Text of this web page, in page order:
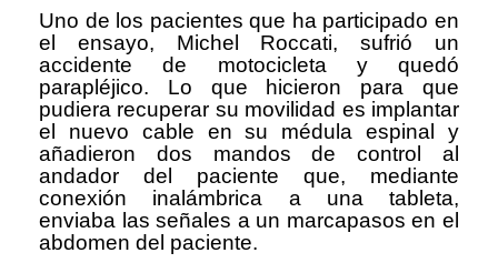
Uno de los pacientes que ha participado en
el ensayo, Michel Roccati, sufrió un
accidente de motocicleta y quedó
parapléjico. Lo que hicieron para que
pudiera recuperar su movilidad es implantar
el nuevo cable en su médula espinal y
añadieron dos mandos de control al
andador del paciente que, mediante
conexión inalámbrica a una tableta,
enviaba las señales a un marcapasos en el
abdomen del paciente.